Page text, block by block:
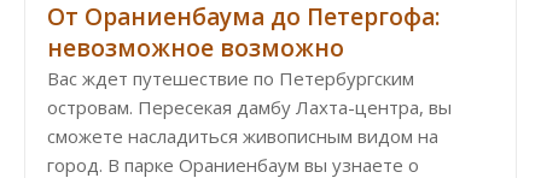
От Ораниенбаума до Петергофа:
невозможное возможно
Вас ждет путешествие по Петербургским
островам. Пересекая дамбу Лахта-центра, вы
сможете насладиться живописным видом на
город. В парке Ораниенбаум вы узнаете о